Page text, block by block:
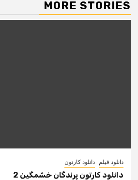
MORE STORIES
دانلود فیلم دانلود کارتون
دانلود کارتون پرندگان خشمگین 2